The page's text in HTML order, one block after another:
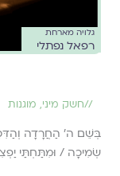
גלויה מארחת
רפאל נפתלי
//חשק מיני, מוגנות
בְּשֵׁם ה' הַחֲרָדָה
שְׂמִיכָה / וּמִתַּחְתַּי